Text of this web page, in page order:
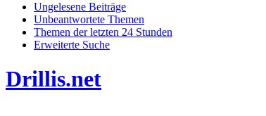
Ungelesene Beiträge
Unbeantwortete Themen
Themen der letzten 24 Stunden
Erweiterte Suche
Drillis.net